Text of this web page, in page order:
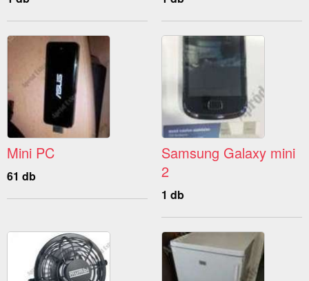
Mini PC
61 db
Samsung Galaxy mini
2
1 db